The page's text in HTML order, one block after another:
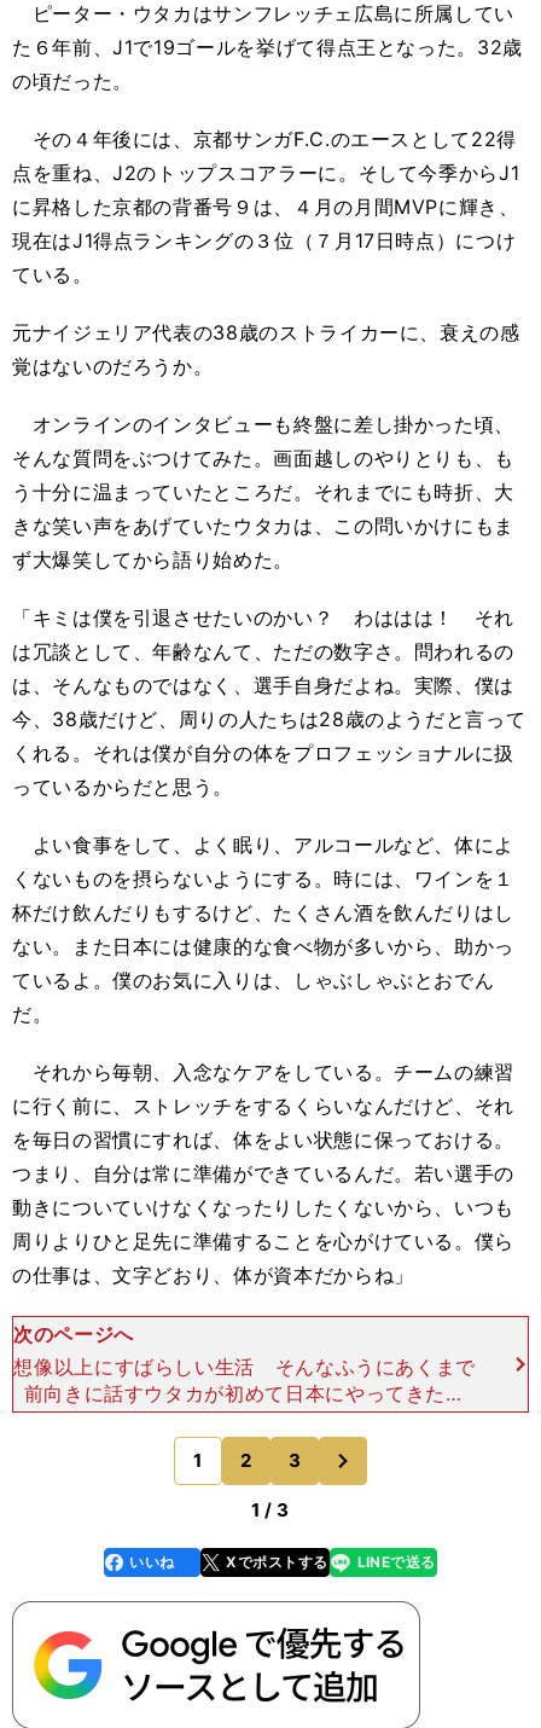
ピーター・ウタカはサンフレッチェ広島に所属してい
た６年前、J1で19ゴールを挙げて得点王となった。32歳
の頃だった。
その４年後には、京都サンガF.C.のエースとして22得
点を重ね、J2のトップスコアラーに。そして今季からJ1
に昇格した京都の背番号９は、４月の月間MVPに輝き、
現在はJ1得点ランキングの３位（７月17日時点）につけ
ている。
元ナイジェリア代表の38歳のストライカーに、衰えの感
覚はないのだろうか。
オンラインのインタビューも終盤に差し掛かった頃、
そんな質問をぶつけてみた。画面越しのやりとりも、も
う十分に温まっていたところだ。それまでにも時折、大
きな笑い声をあげていたウタカは、この問いかけにもま
ず大爆笑してから語り始めた。
「キミは僕を引退させたいのかい？ わははは！ それ
は冗談として、年齢なんて、ただの数字さ。問われるの
は、そんなものではなく、選手自身だよね。実際、僕は
今、38歳だけど、周りの人たちは28歳のようだと言って
くれる。それは僕が自分の体をプロフェッショナルに扱
っているからだと思う。
よい食事をして、よく眠り、アルコールなど、体によ
くないものを摂らないようにする。時には、ワインを１
杯だけ飲んだりもするけど、たくさん酒を飲んだりはし
ない。また日本には健康的な食べ物が多いから、助かっ
ているよ。僕のお気に入りは、しゃぶしゃぶとおでん
だ。
それから毎朝、入念なケアをしている。チームの練習
に行く前に、ストレッチをするくらいなんだけど、それ
を毎日の習慣にすれば、体をよい状態に保っておける。
つまり、自分は常に準備ができているんだ。若い選手の
動きについていけなくなったりしたくないから、いつも
周りよりひと足先に準備することを心がけている。僕ら
の仕事は、文字どおり、体が資本だからね」
次のページへ
想像以上にすばらしい生活 そんなふうにあくまで
前向きに話すウタカが初めて日本にやってきたの
は、2015年。母国ナイジェリアからベルギーやデ
ンマーク、中国を経て、清水エスパルスに入団し
た。それまでに一
1 2 3
1 / 3
faceboo
k
いいね Xでポストする
line LINEで送る